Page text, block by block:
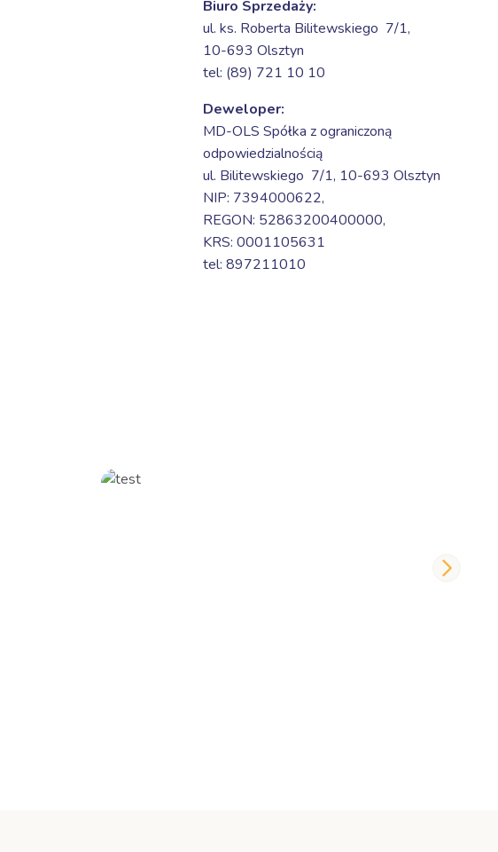
Biuro Sprzedaży:
ul. ks. Roberta Bilitewskiego 7/1,
10-693 Olsztyn
tel: (89) 721 10 10
Deweloper:
MD-OLS Spółka z ograniczoną
odpowiedzialnością
ul. Bilitewskiego 7/1, 10-693 Olsztyn
NIP: 7394000622,
REGON: 52863200400000,
KRS: 0001105631
tel: 897211010